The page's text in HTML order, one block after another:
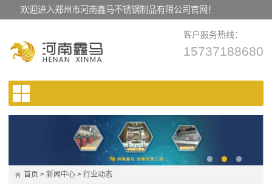
欢迎进入郑州市河南鑫马不锈钢制品有限公司官网！
客户服务热线：
15737188680
首页 > 新闻中心 > 行业动态